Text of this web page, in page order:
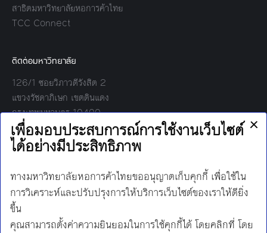
สาธิตมหาวิทยาลัยหอการค้าไทย
TCC Connect
ติดต่อมหาวิทยาลัย
126/1 ซอยวิภาวดีรังสิต 2
แขวงรัชดาภิเษก เขตดินแดง
กรุงเทพมหานคร 10400
โทร:
02-697-6000
เวลาทำการ:
8.30 - 17.00
Find us on:
Facebook
TwitterYouTube
Instagram
LineMail